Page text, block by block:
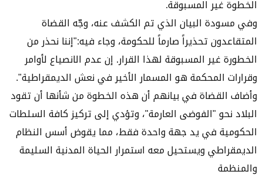
الخطوة غير المسبوقة.
وفي مسودة البيان الذي تم الكشف عنه، وجّه القضاة
المتقاعدون تحذيراً صارماً للحكومة، وجاء فيه:"إننا نحذر من
الخطورة غير المسبوقة لهذا القرار. إن عدم الانصياع لأوامر
وقرارات المحكمة هو المسمار الأخير في نعش الديمقراطية".
وأضاف القضاة في بيانهم أن هذه الخطوة من شأنها أن تقود
البلاد نحو "الفوضى العارمة"، وتؤدي إلى تركيز كافة السلطات
الحكومية في يد جهة واحدة فقط، مما يقوض أسس النظام
الديمقراطي ويستحيل معه استمرار الحياة المدنية السليمة
والمنظمة